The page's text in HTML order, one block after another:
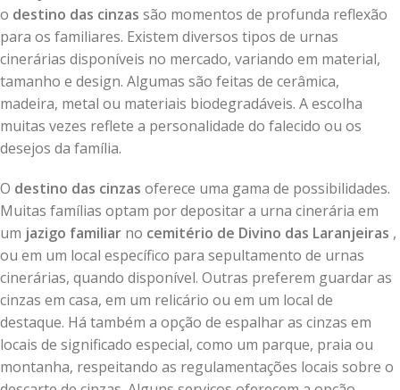
o destino das cinzas são momentos de profunda reflexão
para os familiares. Existem diversos tipos de urnas
cinerárias disponíveis no mercado, variando em material,
tamanho e design. Algumas são feitas de cerâmica,
madeira, metal ou materiais biodegradáveis. A escolha
muitas vezes reflete a personalidade do falecido ou os
desejos da família.
O destino das cinzas oferece uma gama de possibilidades.
Muitas famílias optam por depositar a urna cinerária em
um jazigo familiar no cemitério de Divino das Laranjeiras ,
ou em um local específico para sepultamento de urnas
cinerárias, quando disponível. Outras preferem guardar as
cinzas em casa, em um relicário ou em um local de
destaque. Há também a opção de espalhar as cinzas em
locais de significado especial, como um parque, praia ou
montanha, respeitando as regulamentações locais sobre o